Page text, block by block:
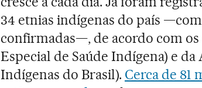
34 etnias indígenas do país
confirmadas—, de acordo com os
Especial de Saúde Indígena) e
Indígenas do Brasil). Cerca de 81